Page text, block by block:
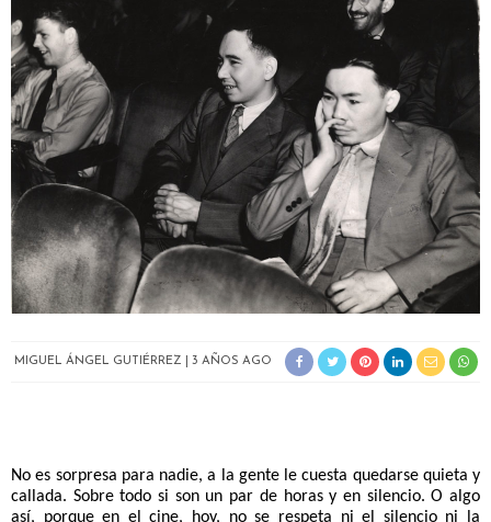
MIGUEL ÁNGEL GUTIÉRREZ 3 AÑOS AGO
No es sorpresa para nadie, a la gente le cuesta quedarse quieta y
callada. Sobre todo si son un par de horas y en silencio. O algo
así, porque en el cine, hoy, no se respeta ni el silencio ni la